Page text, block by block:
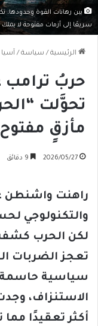
بين رهانات القوة
سريعًا إلى أزمات مفتوحة لا
الرئيسية / سياسة / آسيا
حربُ ترامب
تحوَّلت
مأزقٍ
2026/05/27
راهنت واشنطن
والتكنولوجي
لكن الحرب كشفت
تعجز الضربات
سياسية حاسمة.
الاستنزاف،
أكثر تعقيدًا